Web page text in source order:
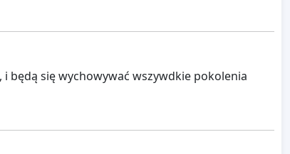
będą się wychowywać wszywdkie pokolenia